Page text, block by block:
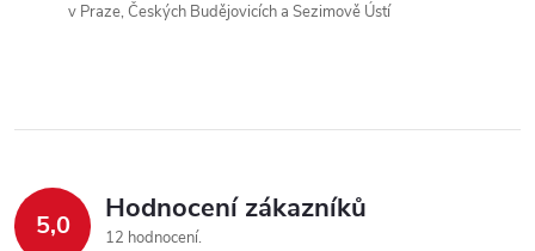
v Praze, Českých Budějovicích a Sezimově Ústí
5,0 Hodnocení zákazníků
12 hodnocení